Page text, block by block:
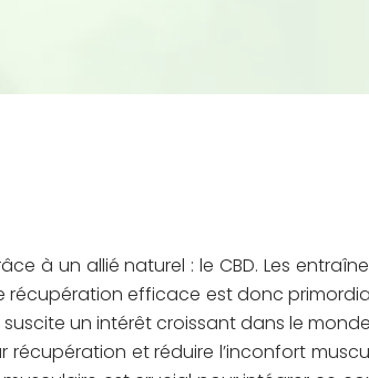
un allié naturel : le CBD. Les
efficace est donc
un intérêt croissant dans le
et réduire l’inconfort